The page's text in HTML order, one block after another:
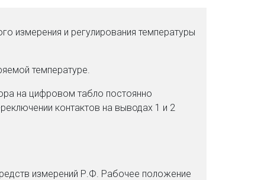
измерения и регулирования температуры
температуре.
на цифровом табло постоянно
контактов на выводах 1 и 2
измерений Р.Ф. Рабочее положение